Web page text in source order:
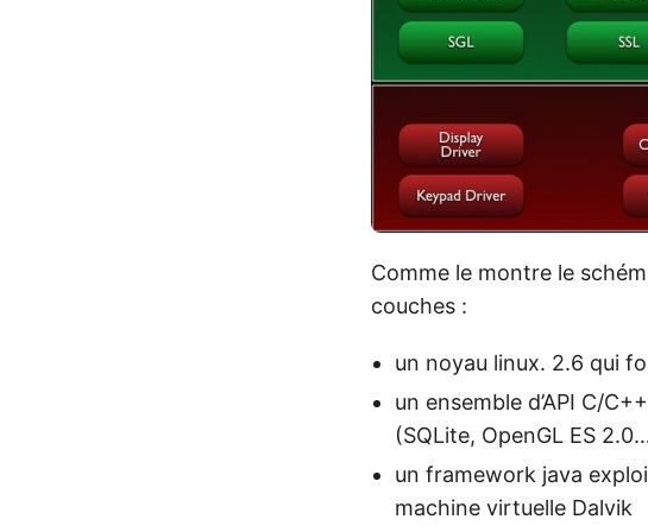
Comme le montre le
couches :
un noyau linux. 2.6 qui
un ensemble d’API C/
(SQLite, OpenGL ES
un framework java
machine virtuelle Dalvik